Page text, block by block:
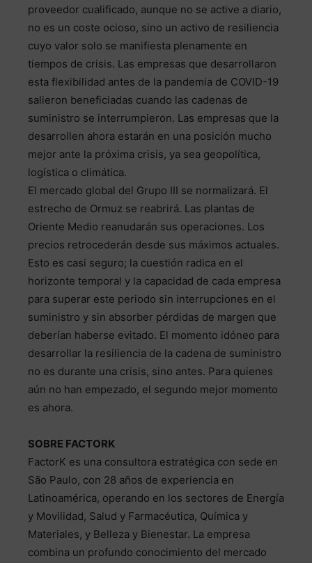
proveedor cualificado, aunque no se active a diario,
no es un coste ocioso, sino un activo de resiliencia
cuyo valor solo se manifiesta plenamente en
tiempos de crisis. Las empresas que desarrollaron
esta flexibilidad antes de la pandemia de COVID-19
salieron beneficiadas cuando las cadenas de
suministro se interrumpieron. Las empresas que la
desarrollen ahora estarán en una posición mucho
mejor ante la próxima crisis, ya sea geopolítica,
logística o climática.
El mercado global del Grupo III se normalizará. El
estrecho de Ormuz se reabrirá. Las plantas de
Oriente Medio reanudarán sus operaciones. Los
precios retrocederán desde sus máximos actuales.
Esto es casi seguro; la cuestión radica en el
horizonte temporal y la capacidad de cada empresa
para superar este periodo sin interrupciones en el
suministro y sin absorber pérdidas de margen que
deberían haberse evitado. El momento idóneo para
desarrollar la resiliencia de la cadena de suministro
no es durante una crisis, sino antes. Para quienes
aún no han empezado, el segundo mejor momento
es ahora.
SOBRE FACTORK
FactorK es una consultora estratégica con sede en
São Paulo, con 28 años de experiencia en
Latinoamérica, operando en los sectores de Energía
y Movilidad, Salud y Farmacéutica, Química y
Materiales, y Belleza y Bienestar. La empresa
combina un profundo conocimiento del mercado